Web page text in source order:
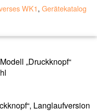
WK1, Gerätekatalog
„Druckknopf“
Langlaufversion